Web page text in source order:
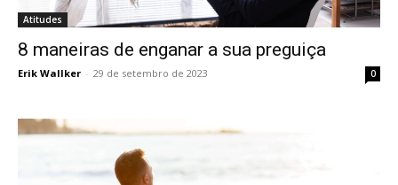
Atitudes
8 maneiras de enganar a sua preguiça
Erik Wallker - 29 de setembro de 2023 0